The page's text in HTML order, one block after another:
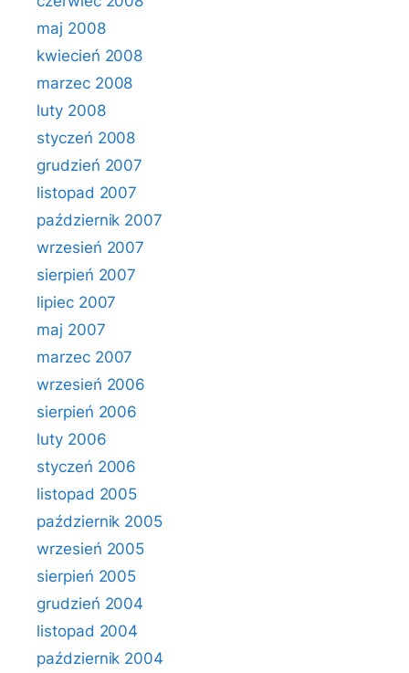
maj 2008
kwiecień 2008
marzec 2008
luty 2008
styczeń 2008
grudzień 2007
listopad 2007
październik 2007
wrzesień 2007
sierpień 2007
lipiec 2007
maj 2007
marzec 2007
wrzesień 2006
sierpień 2006
luty 2006
styczeń 2006
listopad 2005
październik 2005
wrzesień 2005
sierpień 2005
grudzień 2004
listopad 2004
październik 2004